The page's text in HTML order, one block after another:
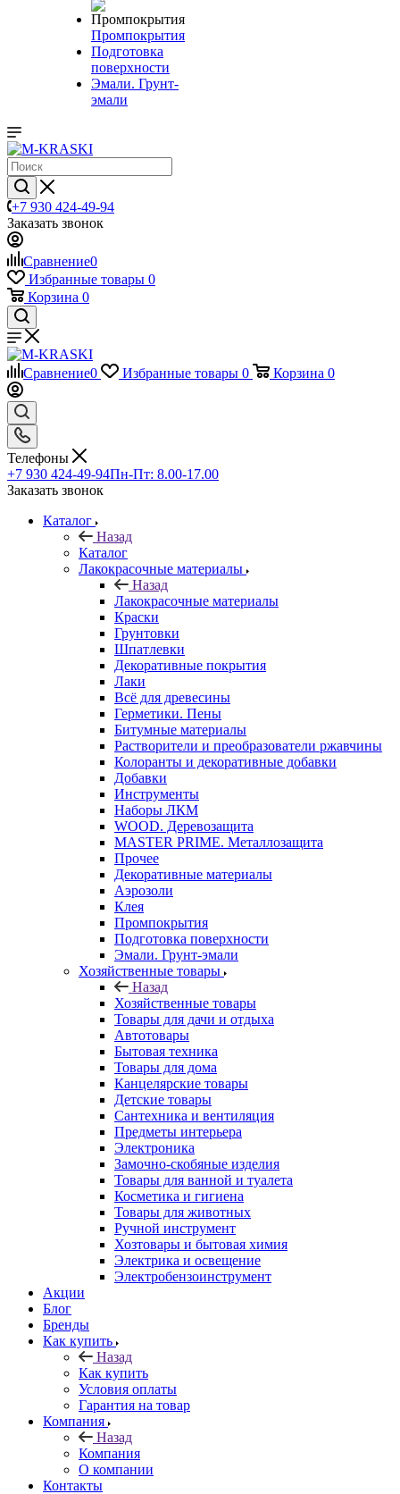
Промпокрытия
Подготовка
поверхности
Эмали. Грунт-
эмали
+7 930 424-49-94
Заказать звонок
Сравнение0
Избранные товары 0
Корзина 0
Сравнение0 Избранные товары 0 Корзина 0
Телефоны
+7 930 424-49-94Пн-Пт: 8.00-17.00
Заказать звонок
Каталог
Назад
Каталог
Лакокрасочные материалы
Назад
Лакокрасочные материалы
Краски
Грунтовки
Шпатлевки
Декоративные покрытия
Лаки
Всё для древесины
Герметики. Пены
Битумные материалы
Растворители и преобразователи ржавчины
Колоранты и декоративные добавки
Добавки
Инструменты
Наборы ЛКМ
WOOD. Деревозащита
MASTER PRIME. Металлозащита
Прочее
Декоративные материалы
Аэрозоли
Клея
Промпокрытия
Подготовка поверхности
Эмали. Грунт-эмали
Хозяйственные товары
Назад
Хозяйственные товары
Товары для дачи и отдыха
Автотовары
Бытовая техника
Товары для дома
Канцелярские товары
Детские товары
Сантехника и вентиляция
Предметы интерьера
Электроника
Замочно-скобяные изделия
Товары для ванной и туалета
Косметика и гигиена
Товары для животных
Ручной инструмент
Хозтовары и бытовая химия
Электрика и освещение
Электробензоинструмент
Акции
Блог
Бренды
Как купить
Назад
Как купить
Условия оплаты
Гарантия на товар
Компания
Назад
Компания
О компании
Контакты